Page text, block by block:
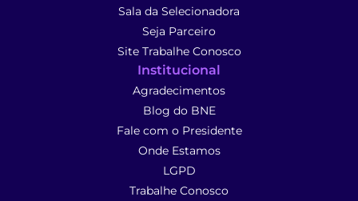
Sala da Selecionadora
Seja Parceiro
Site Trabalhe Conosco
Institucional
Agradecimentos
Blog do BNE
Fale com o Presidente
Onde Estamos
LGPD
Trabalhe Conosco